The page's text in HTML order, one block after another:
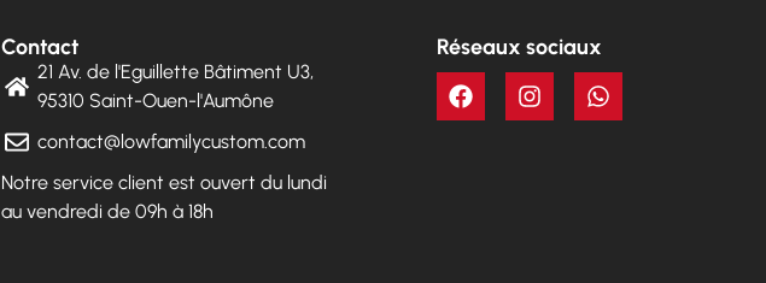
Contact
21 Av. de l'Eguillette Bâtiment U3,
95310 Saint-Ouen-l'Aumône
contact@lowfamilycustom.com
Notre service client est ouvert du lundi
au vendredi de 09h à 18h
Réseaux sociaux